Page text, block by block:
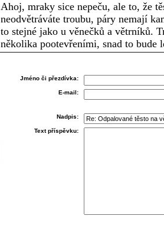
Ahoj, mraky sice nepeču, ale to, že
neodvětráváte troubu, páry nemají
to stejné jako u věnečků a větrníků.
několika pootevřeními, snad to bude
Jméno či přezdívka:
E-mail:
Nadpis:
Text příspěvku: